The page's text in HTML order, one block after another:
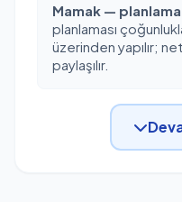
Mamak —
planlaması
üzerinden yapılır;
paylaşılır.